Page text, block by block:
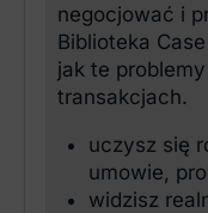
negocjować i
Biblioteka
jak te
transakcjach.
uczysz się
umowie,
widzisz